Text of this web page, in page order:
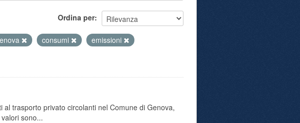
Ordina per
consumi
emissioni
trasporto privato circolanti nel Comune di Genova,
sono...